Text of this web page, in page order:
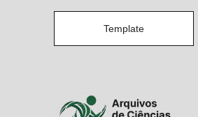
Template